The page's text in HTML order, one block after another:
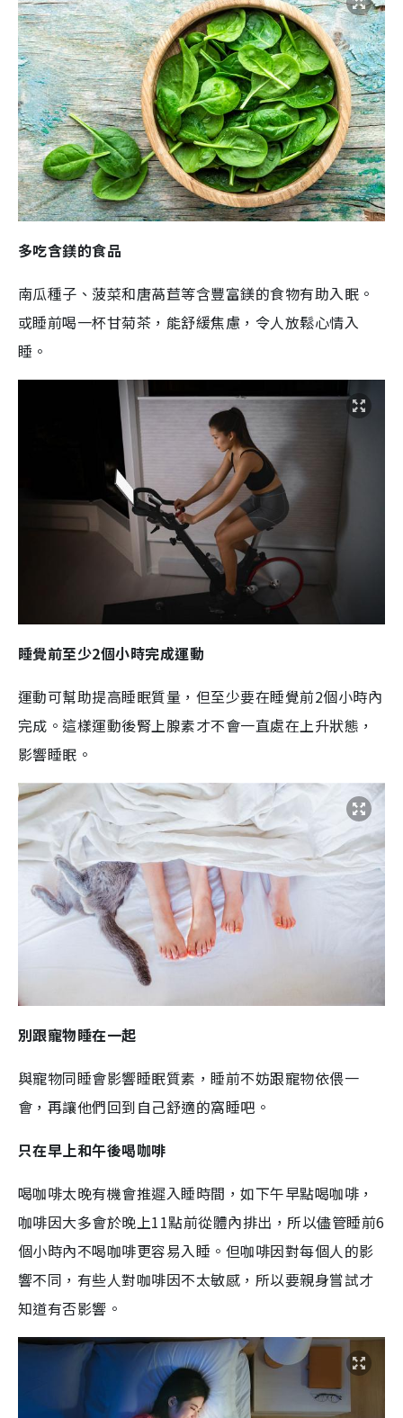
多吃含鎂的食品
南瓜種子、菠菜和唐萵苣等含豐富鎂的食物有助入眠。
或睡前喝一杯甘菊茶，能舒緩焦慮，令人放鬆心情入
睡。
睡覺前至少2個小時完成運動
運動可幫助提高睡眠質量，但至少要在睡覺前2個小時內
完成。這樣運動後腎上腺素才不會一直處在上升狀態，
影響睡眠。
別跟寵物睡在一起
與寵物同睡會影響睡眠質素，睡前不妨跟寵物依偎一
會，再讓他們回到自己舒適的窩睡吧。
只在早上和午後喝咖啡
喝咖啡太晚有機會推遲入睡時間，如下午早點喝咖啡，
咖啡因大多會於晚上11點前從體內排出，所以儘管睡前6
個小時內不喝咖啡更容易入睡。但咖啡因對每個人的影
響不同，有些人對咖啡因不太敏感，所以要親身嘗試才
知道有否影響。